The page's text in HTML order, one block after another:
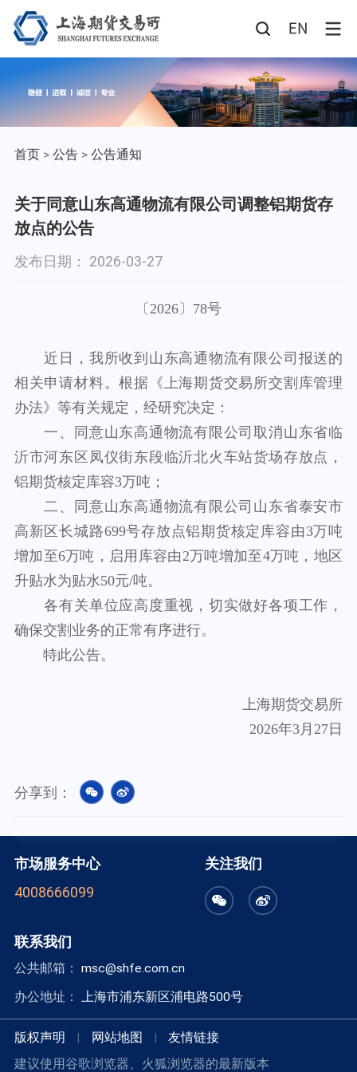
首页> 公告> 公告通知
关于同意山东高通物流有限公司调整铝期货存
放点的公告
发布日期： 2026-03-27
〔2026〕78号
近日，我所收到山东高通物流有限公司报送的
相关申请材料。根据《上海期货交易所交割库管理
办法》等有关规定，经研究决定：
一、同意山东高通物流有限公司取消山东省临
沂市河东区凤仪街东段临沂北火车站货场存放点，
铝期货核定库容3万吨 ；
二、同意山东高通物流有限公司山东省泰安市
高新区长城路699号存放点铝期货核定库容由3万吨
增加至6万吨，启用库容由2万吨增加至4万吨 ， 地区
升贴水为贴水50元/吨。
各有关单位应高度重视，切实做好各项工作，
确保交割业务的正常有序进行。
特此公告。
上海期货交易所
2026年3 月 27日
分享到：
市场服务中心
4008666099
关注我们
联系我们
公共邮箱：
msc@shfe.com.cn
办公地址：
上海市浦东新区浦电路500号
版权声明 | 网站地图 |
友情链接
建议使用谷歌浏览器、火狐浏览器的最新版本